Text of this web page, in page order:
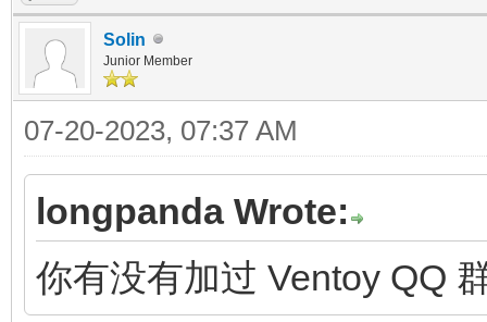
Solin
Junior Member
07-20-2023, 07:37 AM
longpanda Wrote:
你有没有加过 Ventoy QQ